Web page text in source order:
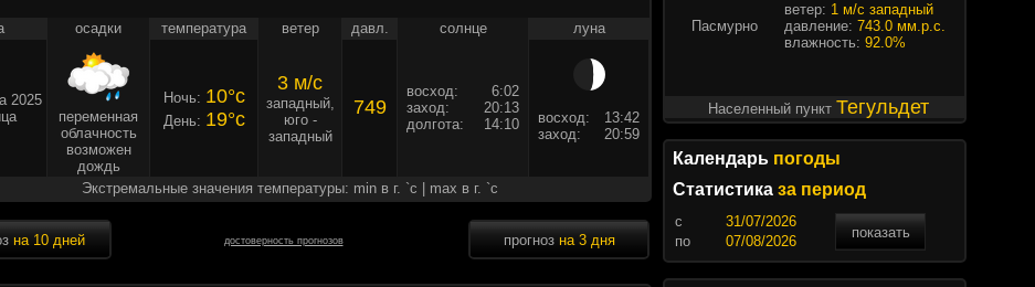
осадки температура ветер давл. солнце луна
2025
переменная
облачность
возможен
дождь
Ночь: 10°c
День: 19°c
3 м/c
западный,
юго -
западный
749
восход:
6:02
заход:
20:13
долгота:
14:10 восход:
13:42
заход:
20:59
Экстремальные значения температуры: min в г. `c | max в г. `c
на 10 дней достоверность прогнозов прогноз на 3 дня
Пасмурно
ветер: 1 м/с западный
давление: 743.0 мм.р.с.
влажность: 92.0%
Населенный пункт Тегульдет
Календарь погоды
Статистика за период
c
показать
по